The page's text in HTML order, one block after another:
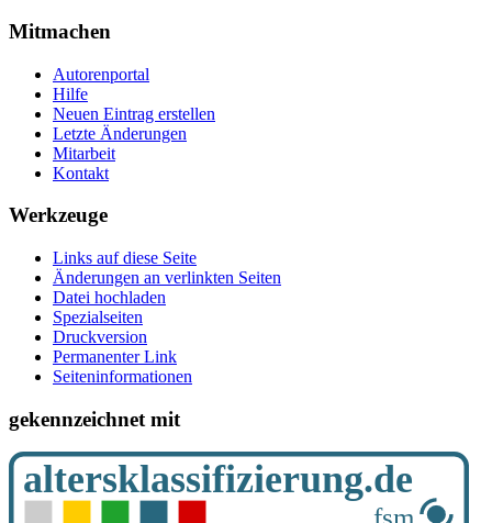
Mitmachen
Autorenportal
Hilfe
Neuen Eintrag erstellen
Letzte Änderungen
Mitarbeit
Kontakt
Werkzeuge
Links auf diese Seite
Änderungen an verlinkten Seiten
Datei hochladen
Spezialseiten
Druckversion
Permanenter Link
Seiten­­informationen
gekennzeichnet mit